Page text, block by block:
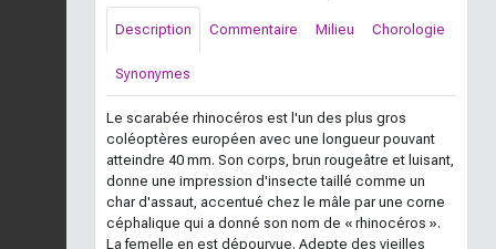
Description Commentaire Milieu Chorologie
Synonymes
Le scarabée rhinocéros est l'un des plus gros
coléoptères européen avec une longueur pouvant
atteindre 40 mm. Son corps, brun rougeâtre et luisant,
donne une impression d'insecte taillé comme un
char d'assaut, accentué chez le mâle par une corne
céphalique qui a donné son nom de « rhinocéros ».
La femelle en est dépourvue. Adepte des vieilles